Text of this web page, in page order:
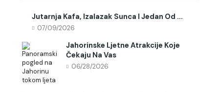
Jutarnja Kafa, Izalazak Sunca I Jedan Od ...
07/09/2026
Jahorinske Ljetne Atrakcije Koje
Čekaju Na Vas
06/28/2026